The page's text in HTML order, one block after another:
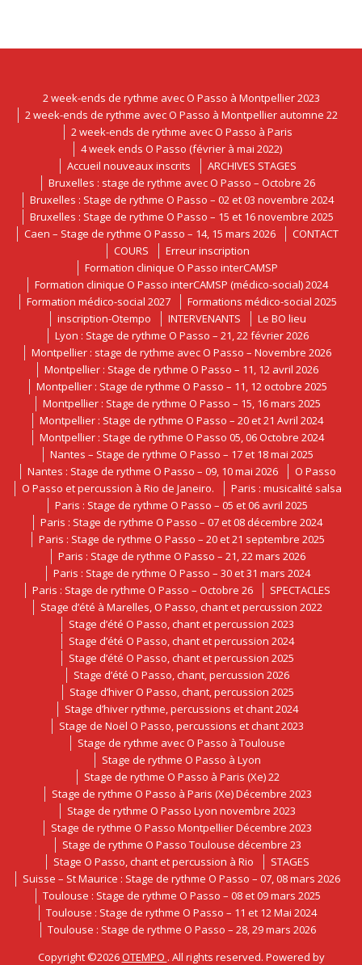
2 week-ends de rythme avec O Passo à Montpellier 2023
2 week-ends de rythme avec O Passo à Montpellier automne 22
2 week-ends de rythme avec O Passo à Paris
4 week ends O Passo (février à mai 2022)
Accueil nouveaux inscrits
ARCHIVES STAGES
Bruxelles : stage de rythme avec O Passo – Octobre 26
Bruxelles : Stage de rythme O Passo – 02 et 03 novembre 2024
Bruxelles : Stage de rythme O Passo – 15 et 16 novembre 2025
Caen – Stage de rythme O Passo – 14, 15 mars 2026
CONTACT
COURS
Erreur inscription
Formation clinique O Passo interCAMSP
Formation clinique O Passo interCAMSP (médico-social) 2024
Formation médico-social 2027
Formations médico-social 2025
inscription-Otempo
INTERVENANTS
Le BO lieu
Lyon : Stage de rythme O Passo – 21, 22 février 2026
Montpellier : stage de rythme avec O Passo – Novembre 2026
Montpellier : Stage de rythme O Passo – 11, 12 avril 2026
Montpellier : Stage de rythme O Passo – 11, 12 octobre 2025
Montpellier : Stage de rythme O Passo – 15, 16 mars 2025
Montpellier : Stage de rythme O Passo – 20 et 21 Avril 2024
Montpellier : Stage de rythme O Passo 05, 06 Octobre 2024
Nantes – Stage de rythme O Passo – 17 et 18 mai 2025
Nantes : Stage de rythme O Passo – 09, 10 mai 2026
O Passo
O Passo et percussion à Rio de Janeiro.
Paris : musicalité salsa
Paris : Stage de rythme O Passo – 05 et 06 avril 2025
Paris : Stage de rythme O Passo – 07 et 08 décembre 2024
Paris : Stage de rythme O Passo – 20 et 21 septembre 2025
Paris : Stage de rythme O Passo – 21, 22 mars 2026
Paris : Stage de rythme O Passo – 30 et 31 mars 2024
Paris : Stage de rythme O Passo – Octobre 26
SPECTACLES
Stage d’été à Marelles, O Passo, chant et percussion 2022
Stage d’été O Passo, chant et percussion 2023
Stage d’été O Passo, chant et percussion 2024
Stage d’été O Passo, chant et percussion 2025
Stage d’été O Passo, chant, percussion 2026
Stage d’hiver O Passo, chant, percussion 2025
Stage d’hiver rythme, percussions et chant 2024
Stage de Noël O Passo, percussions et chant 2023
Stage de rythme avec O Passo à Toulouse
Stage de rythme O Passo à Lyon
Stage de rythme O Passo à Paris (Xe) 22
Stage de rythme O Passo à Paris (Xe) Décembre 2023
Stage de rythme O Passo Lyon novembre 2023
Stage de rythme O Passo Montpellier Décembre 2023
Stage de rythme O Passo Toulouse décembre 23
Stage O Passo, chant et percussion à Rio
STAGES
Suisse – St Maurice : Stage de rythme O Passo – 07, 08 mars 2026
Toulouse : Stage de rythme O Passo – 08 et 09 mars 2025
Toulouse : Stage de rythme O Passo – 11 et 12 Mai 2024
Toulouse : Stage de rythme O Passo – 28, 29 mars 2026
Copyright ©2026OTEMPO . All rights reserved. Powered by